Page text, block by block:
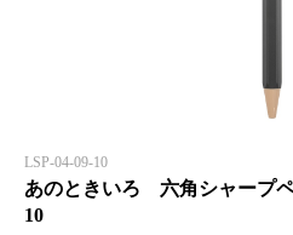
LSP-04-09-10
あのときいろ 六角シャープ
10